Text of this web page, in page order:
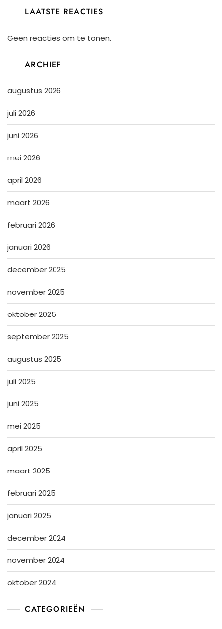
LAATSTE REACTIES
Geen reacties om te tonen.
ARCHIEF
augustus 2026
juli 2026
juni 2026
mei 2026
april 2026
maart 2026
februari 2026
januari 2026
december 2025
november 2025
oktober 2025
september 2025
augustus 2025
juli 2025
juni 2025
mei 2025
april 2025
maart 2025
februari 2025
januari 2025
december 2024
november 2024
oktober 2024
CATEGORIEËN